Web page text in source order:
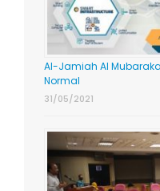
Al-Jamiah Al
Normal
31/05/2021